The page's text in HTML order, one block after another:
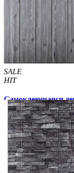
Купить В
SALE
HIT
Самоклеющаяся
дерево 700x700x5мм
99 грн/шт 170 грн/шт
Купить В